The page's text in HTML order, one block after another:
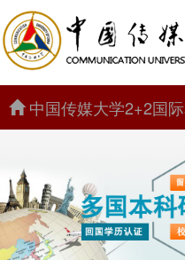
中国传媒大学2+2国